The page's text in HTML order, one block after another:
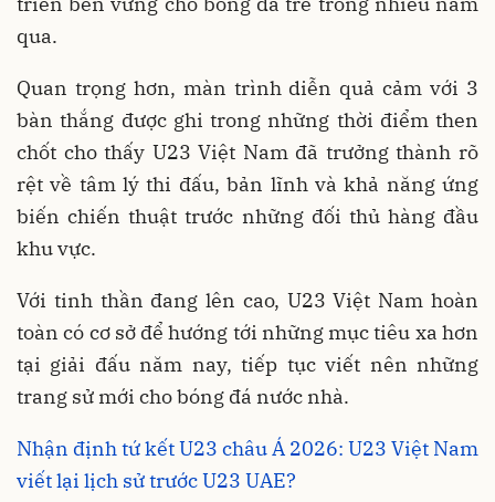
qua.
Quan trọng hơn, màn trình diễn quả cảm với 3
bàn thắng được ghi trong những thời điểm then
chốt cho thấy U23 Việt Nam đã trưởng thành rõ
rệt về tâm lý thi đấu, bản lĩnh và khả năng ứng
biến chiến thuật trước những đối thủ hàng đầu
khu vực.
Với tinh thần đang lên cao, U23 Việt Nam hoàn
toàn có cơ sở để hướng tới những mục tiêu xa hơn
tại giải đấu năm nay, tiếp tục viết nên những
trang sử mới cho bóng đá nước nhà.
Nhận định tứ kết U23 châu Á 2026: U23 Việt Nam
viết lại lịch sử trước U23 UAE?